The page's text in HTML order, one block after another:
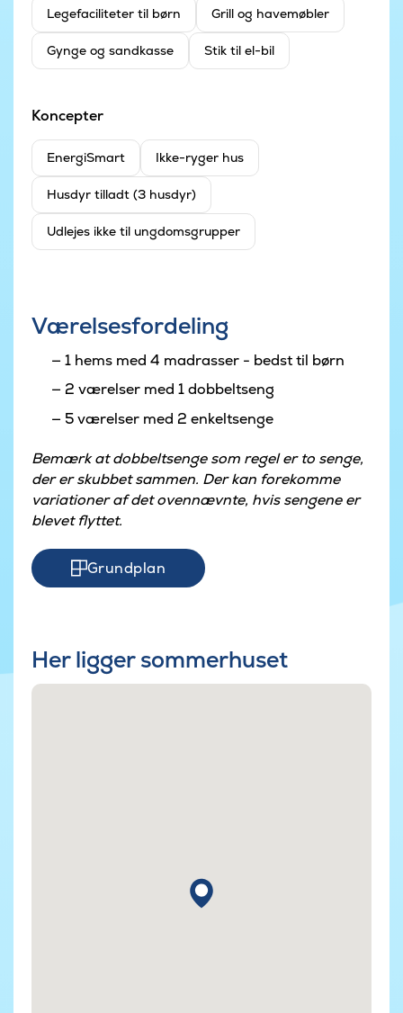
Legefaciliteter til børn Grill og havemøbler
Gynge og sandkasse Stik til el-bil
Koncepter
EnergiSmart Ikke-ryger hus
Husdyr tilladt (3 husdyr)
Udlejes ikke til ungdomsgrupper
Værelsesfordeling
1 hems med 4 madrasser - bedst til børn
2 værelser med 1 dobbeltseng
5 værelser med 2 enkeltsenge
Bemærk at dobbeltsenge som regel er to senge,
der er skubbet sammen. Der kan forekomme
variationer af det ovennævnte, hvis sengene er
blevet flyttet.
Grundplan
Her ligger sommerhuset